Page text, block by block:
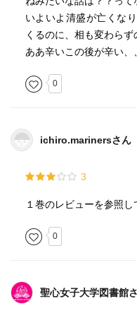
いよいよ清盛が亡くな
くるのに、相も変わらず
ああ辛いこの後が辛い、、
0
ichiro.marinersさん
3
１巻のレビューを参照し
0
聖心女子大学図書館